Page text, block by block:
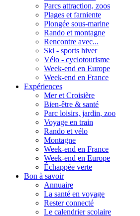
Parcs attraction, zoos
Plages et farniente
Plongée sous-marine
Rando et montagne
Rencontre avec...
Ski - sports hiver
Vélo - cyclotourisme
Week-end en Europe
Week-end en France
Expériences
Mer et Croisière
Bien-être & santé
Parc loisirs, jardin, zoo
Voyage en train
Rando et vélo
Montagne
Week-end en France
Week-end en Europe
Échappée verte
Bon à savoir
Annuaire
La santé en voyage
Rester connecté
Le calendrier scolaire